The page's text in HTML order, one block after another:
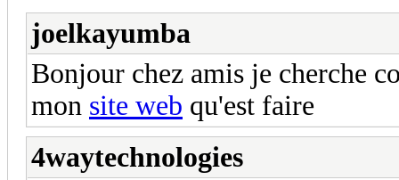
joelkayumba
Bonjour chez amis je cherche
mon site web qu'est faire
4waytechnologies